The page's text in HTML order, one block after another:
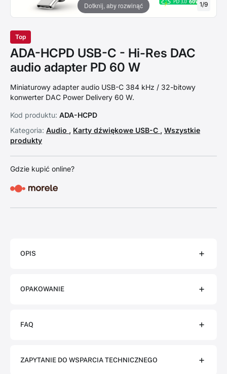
Dotknij, aby rozwinąć 1/9
Top
ADA-HCPD USB-C - Hi-Res DAC
audio adapter PD 60 W
Miniaturowy adapter audio USB-C 384 kHz / 32-bitowy
konwerter DAC Power Delivery 60 W.
Kod produktu: ADA-HCPD
Kategoria: Audio , Karty dźwiękowe USB-C , Wszystkie
produkty
Gdzie kupić online?
OPIS
OPAKOWANIE
FAQ
ZAPYTANIE DO WSPARCIA TECHNICZNEGO